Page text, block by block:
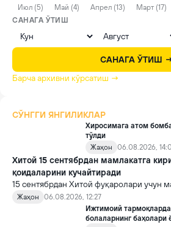
Июл (5)
Май (4) Апрел (13)
Март (17)
САНАГА ЎТИШ
САНАГА ЎТИШ
Барча архивни кўрсатиш →
СЎНГГИ ЯНГИЛИКЛАР
Хиросимага атом
тўлди
Жаҳон
06.08.2026,
Хитой 15 сентябрдан мамлакатга
қоидаларини кучайтиради
15 сентябрдан Хитой фуқаролари учун
хорижликлар учун эса Хитойга кириш
қоидалар кучга киради.
Жаҳон
06.08.2026, 12:27
Ижтимоий
болаларнинг баҳолари